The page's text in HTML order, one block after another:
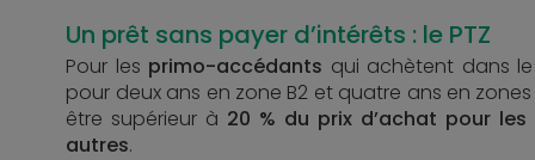
Un prêt sans payer d’intérêts : le PTZ
Pour les primo-accédants qui achètent dans
pour deux ans en zone B2 et quatre ans en
être supérieur à 20 % du prix d’achat pour
autres.